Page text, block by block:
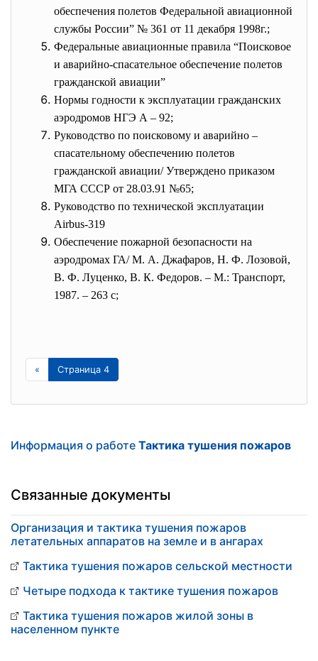
обеспечения полетов Федеральной авиационной
службы России” № 361 от 11 декабря 1998г.;
Федеральные авиационные правила “Поисковое
и аварийно-спасательное обеспечение полетов
гражданской авиации”
Нормы годности к эксплуатации гражданских
аэродромов НГЭ А – 92;
Руководство по поисковому и аварийно –
спасательному обеспечению полетов
гражданской авиации/ Утверждено приказом
МГА СССР от 28.03.91 №65;
Руководство по технической эксплуатации
Airbus-319
Обеспечение пожарной безопасности на
аэродромах ГА/ М. А. Джафаров, Н. Ф. Лозовой,
В. Ф. Луценко, В. К. Федоров. – М.: Транспорт,
1987. – 263 с;
« Страница 4
Информация о работе Тактика тушения пожаров
Связанные документы
Организация и тактика тушения пожаров
летательных аппаратов на земле и в ангарах
Тактика тушения пожаров сельской местности
Четыре подхода к тактике тушения пожаров
Тактика тушения пожаров жилой зоны в
населенном пункте